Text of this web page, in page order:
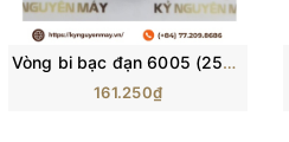
Vòng bi bạc đạn 6005 (25x47x12mm)
161.250₫